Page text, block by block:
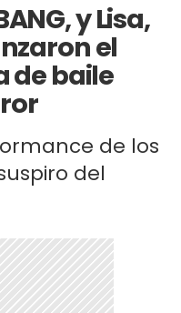
y Lisa,
el
de baile
de los
del